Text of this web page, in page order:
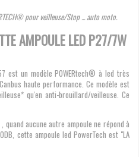
pour veilleuse/Stop ... auto moto.
AMPOULE LED P27/7W
est un modèle POWERtech® à led très
haute performance. Ce modèle est
qu'en anti-brouillard/veilleuse. Ce
quand aucune autre ampoule ne répond à
cette ampoule led PowerTech est "LA